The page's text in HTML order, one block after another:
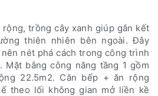
trồng cây xanh giúp gắn kết
thiên nhiên bên ngoài. Đây
nét phá cách trong công trình
Mặt bằng công năng tầng 1 gồm
22.5m2. Căn bếp + ăn rộng
theo lối không gian mở liền kề